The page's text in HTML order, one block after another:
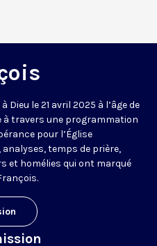
Dieu le 21 avril 2025 à l’âge de
à travers une programmation
pour l’Église
temps de prière,
et homélies qui ont marqué